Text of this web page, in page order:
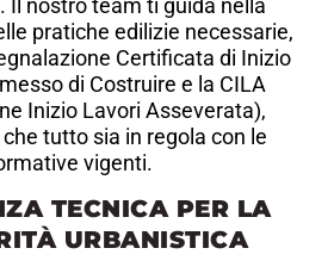
Il nostro team ti guida nella
pratiche edilizie necessarie,
Certificata di Inizio
di Costruire e la CILA
Inizio Lavori Asseverata),
tutto sia in regola con le
vigenti.
TECNICA PER LA
URBANISTICA